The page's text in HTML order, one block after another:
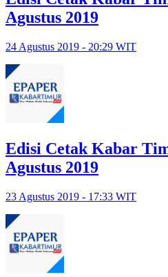
Agustus 2019
24 Agustus 2019 - 20:29 WIT
Edisi Cetak Kabar
Agustus 2019
23 Agustus 2019 - 17:33 WIT